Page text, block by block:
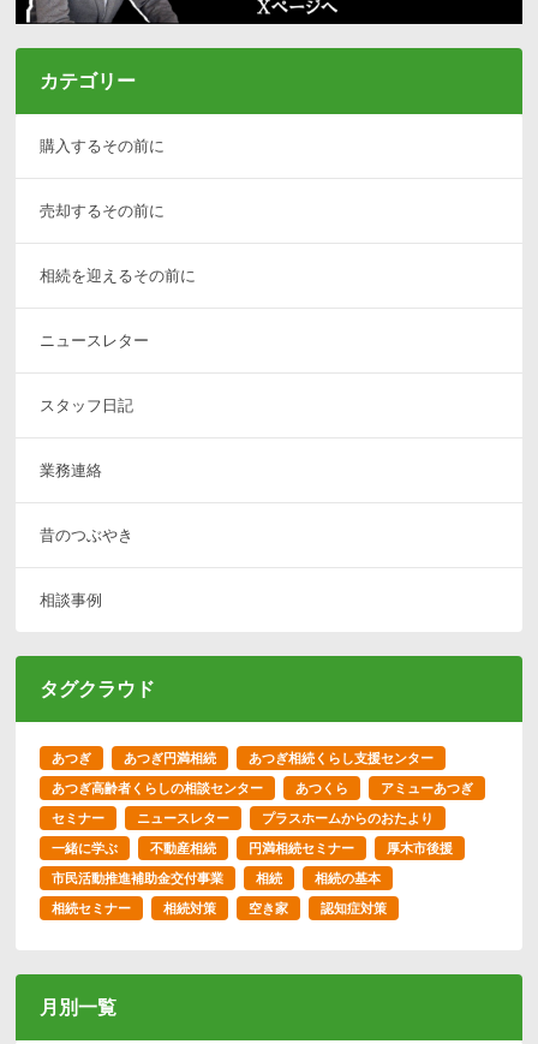
カテゴリー
購入するその前に
売却するその前に
相続を迎えるその前に
ニュースレター
スタッフ日記
業務連絡
昔のつぶやき
相談事例
タグクラウド
あつぎ あつぎ円満相続 あつぎ相続くらし支援センター
あつぎ高齢者くらしの相談センター あつくら アミューあつぎ
セミナー ニュースレター プラスホームからのおたより
一緒に学ぶ 不動産相続 円満相続セミナー 厚木市後援
市民活動推進補助金交付事業 相続 相続の基本
相続セミナー 相続対策 空き家 認知症対策
月別一覧